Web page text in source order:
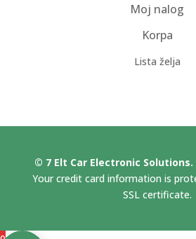
Moj nalog
Korpa
Lista želja
© 7 Elt Car Electronic Solutions.
Your credit card information is
SSL certificate.